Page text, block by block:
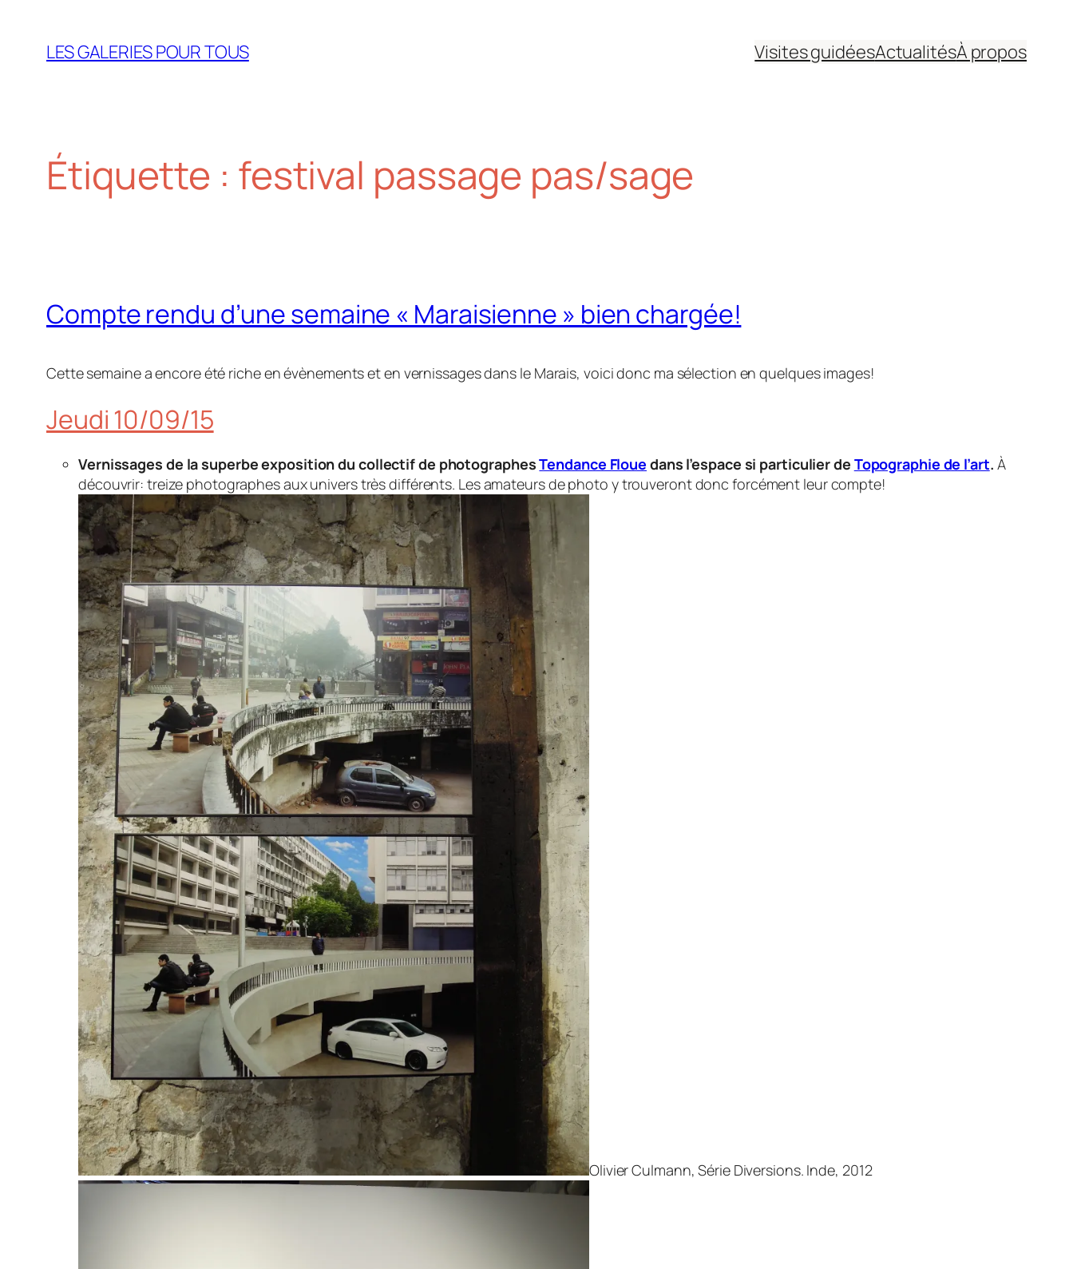
contenu
LES GALERIES POUR TOUS Visites guidéesActualitésÀ propos
Étiquette : festival passage pas/sage
Compte rendu d’une semaine « Maraisienne » bien chargée!
Cette semaine a encore été riche en évènements et en vernissages dans le Marais, voici donc ma sélection en quelques images!
Jeudi 10/09/15
Vernissages de la superbe exposition du collectif de photographesTendance Floue dans l’espace si particulier de Topographie de l’art. À
découvrir: treize photographes aux univers très différents. Les amateurs de photo y trouveront donc forcément leur compte!
Olivier Culmann, Série Diversions. Inde, 2012